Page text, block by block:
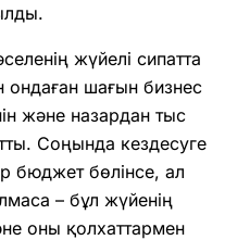
жүйелі сипатта
ондаған шағын бизнес
және назардан тыс
Соңында кездесуге
бюджет бөлінсе, ал
– бұл жүйенің
оны қолхаттармен